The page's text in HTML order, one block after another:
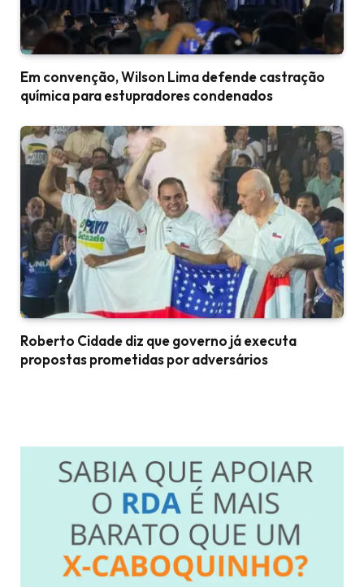
Em convenção, Wilson Lima defende castração
química para estupradores condenados
Roberto Cidade diz que governo já executa
propostas prometidas por adversários